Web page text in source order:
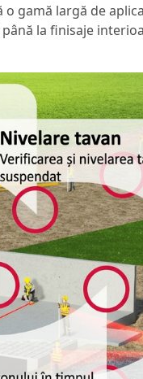
o gamă largă de
la finisaje